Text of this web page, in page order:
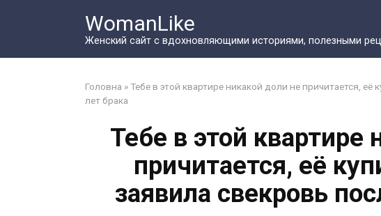
WomanLike
Женский сайт с вдохновляющими историями, полезными
Головна »Тебе в этой квартире никакой доли не причитается,
лет брака
Тебе в этой квартире
причитается, её
заявила свекровь